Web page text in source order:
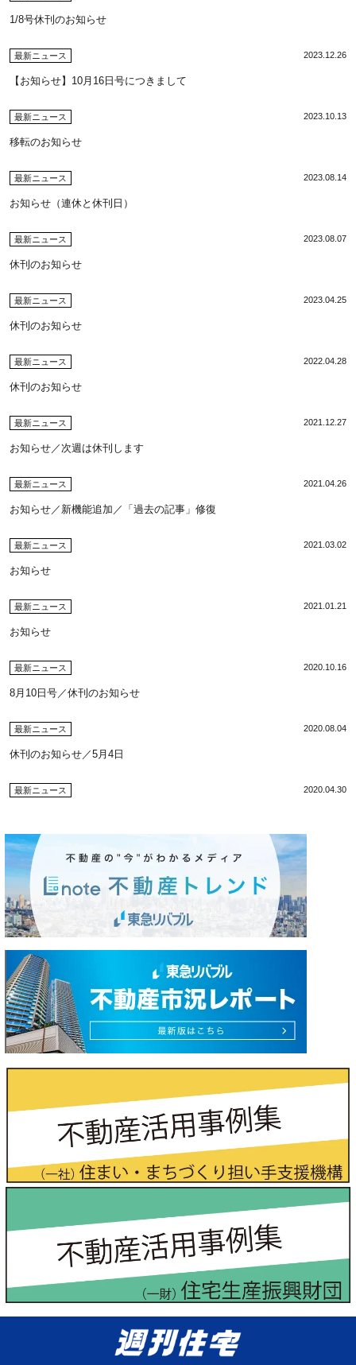
1/8号休刊のお知らせ
最新ニュース 2023.12.26
【お知らせ】10月16日号につきまして
最新ニュース 2023.10.13
移転のお知らせ
最新ニュース 2023.08.14
お知らせ（連休と休刊日）
最新ニュース 2023.08.07
休刊のお知らせ
最新ニュース 2023.04.25
休刊のお知らせ
最新ニュース 2022.04.28
休刊のお知らせ
最新ニュース 2021.12.27
お知らせ／次週は休刊します
最新ニュース 2021.04.26
お知らせ／新機能追加／「過去の記事」修復
最新ニュース 2021.03.02
お知らせ
最新ニュース 2021.01.21
お知らせ
最新ニュース 2020.10.16
8月10日号／休刊のお知らせ
最新ニュース 2020.08.04
休刊のお知らせ／5月4日
最新ニュース 2020.04.30